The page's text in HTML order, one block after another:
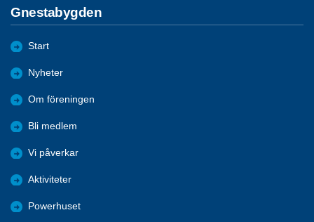
Gnestabygden
Start
Nyheter
Om föreningen
Bli medlem
Vi påverkar
Aktiviteter
Powerhuset